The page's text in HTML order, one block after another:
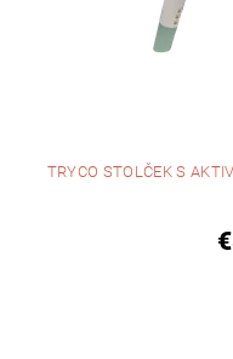
TRYCO STOLČEK S